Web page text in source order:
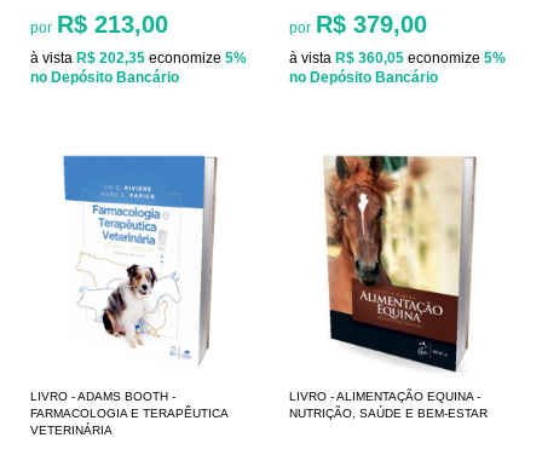
por R$ 213,00
à vista R$ 202,35 economize 5%
no Depósito Bancário
por R$ 379,00
à vista R$ 360,05 economize 5%
no Depósito Bancário
LIVRO - ADAMS BOOTH -
FARMACOLOGIA E TERAPÊUTICA
VETERINÁRIA
LIVRO - ALIMENTAÇÃO EQUINA -
NUTRIÇÃO, SAÚDE E BEM-ESTAR